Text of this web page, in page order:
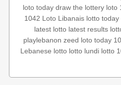
loto today draw the lottery loto
1042 Loto Libanais lotto today
latest lotto latest results
playlebanon zeed loto today
Lebanese lotto lotto lundi lotto